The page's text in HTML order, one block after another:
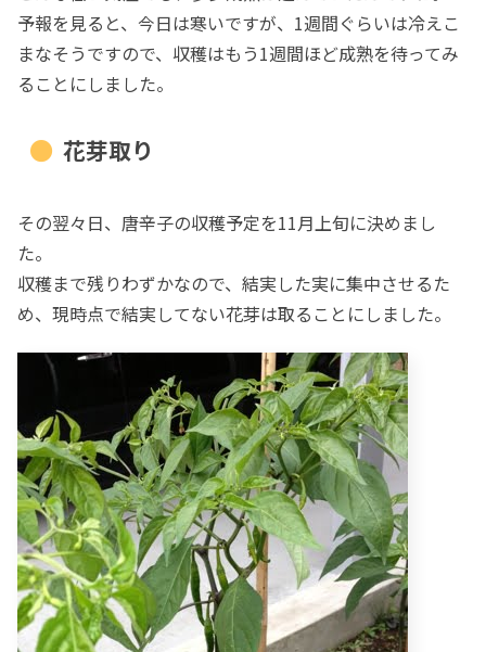
予報を見ると、今日は寒いですが、1週間ぐらいは冷えこ
まなそうですので、収穫はもう1週間ほど成熟を待ってみ
ることにしました。
花芽取り
その翌々日、唐辛子の収穫予定を11月上旬に決めまし
た。
収穫まで残りわずかなので、結実した実に集中させるた
め、現時点で結実してない花芽は取ることにしました。